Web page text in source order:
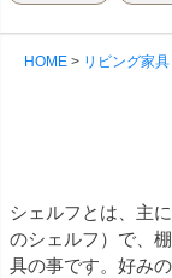
HOME リビング家
シェルフとは、主
のシェルフ）で、
具の事です。好み